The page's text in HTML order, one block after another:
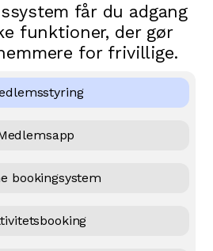
får du adgang
funktioner, der gør
for frivillige.
bookingsystem